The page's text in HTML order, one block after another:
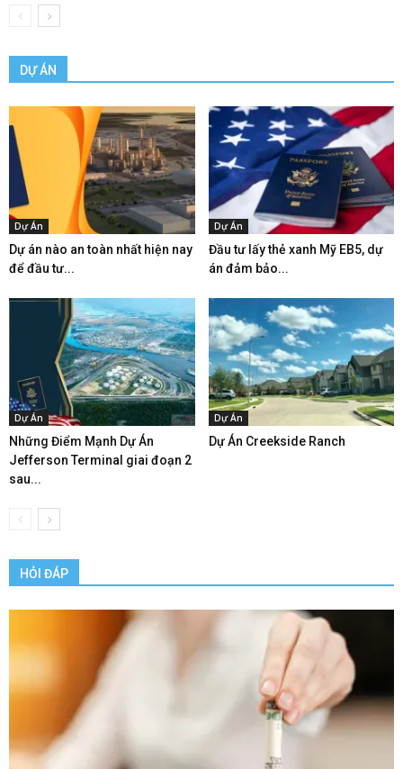
DỰ ÁN
Dự Án
Dự án nào an toàn nhất hiện nay
để đầu tư...
Dự Án
Đầu tư lấy thẻ xanh Mỹ EB5, dự
án đảm bảo...
Dự Án
Những Điểm Mạnh Dự Án
Jefferson Terminal giai đoạn 2
sau...
Dự Án
Dự Án Creekside Ranch
HỎI ĐÁP